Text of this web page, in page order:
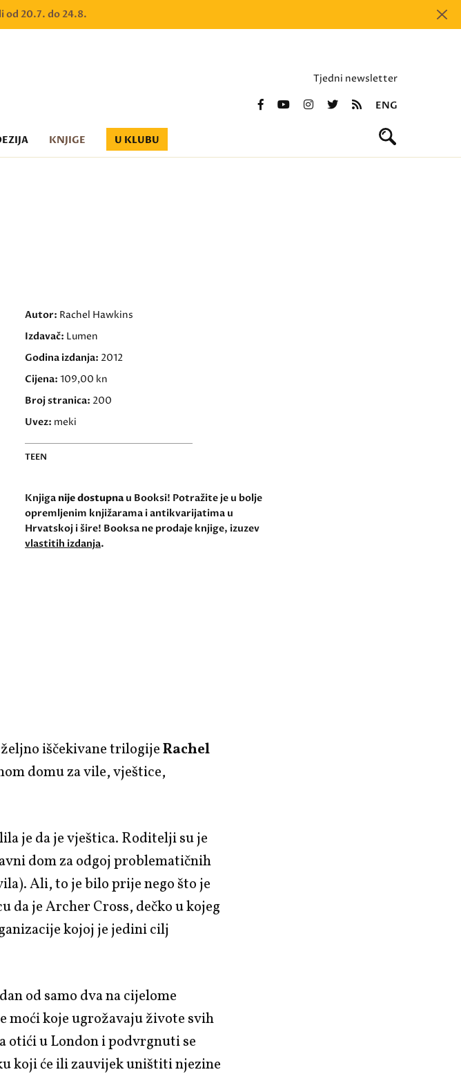
od 20.7. do 24.8.
Tjedni newsletter
ENG
KNJIGE U KLUBU
Autor: Rachel Hawkins
Izdavač: Lumen
Godina izdanja: 2012
Cijena: 109,00 kn
Broj stranica: 200
Uvez: meki
TEEN
Knjiga nije dostupna u Booksi! Potražite je u bolje
opremljenim knjižarama i antikvarijatima u
Hrvatskoj i šire! Booksa ne prodaje knjige, izuzev
vlastitih izdanja.
iščekivane trilogijeRachel
domu za vile, vještice,
je da je vještica. Roditelji su je
dom za odgoj problematičnih
Ali, to je bilo prije nego što je
je Archer Cross, dečko u kojeg
kojoj je jedini cilj
od samo dva na cijelome
moći koje ugrožavaju živote svih
otići u London i podvrgnuti se
koji će ili zauvijek uništiti njezine